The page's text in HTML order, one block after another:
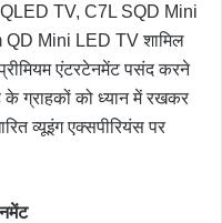
TV, C7L SQD Mini
Mini LED TV शामिल
एंटरटेनमेंट पसंद करने
ग्राहकों को ध्यान में रखकर
व्यूइंग एक्सपीरियंस पर